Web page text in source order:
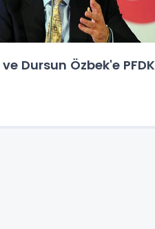
Dursun Özbek'e PFDK